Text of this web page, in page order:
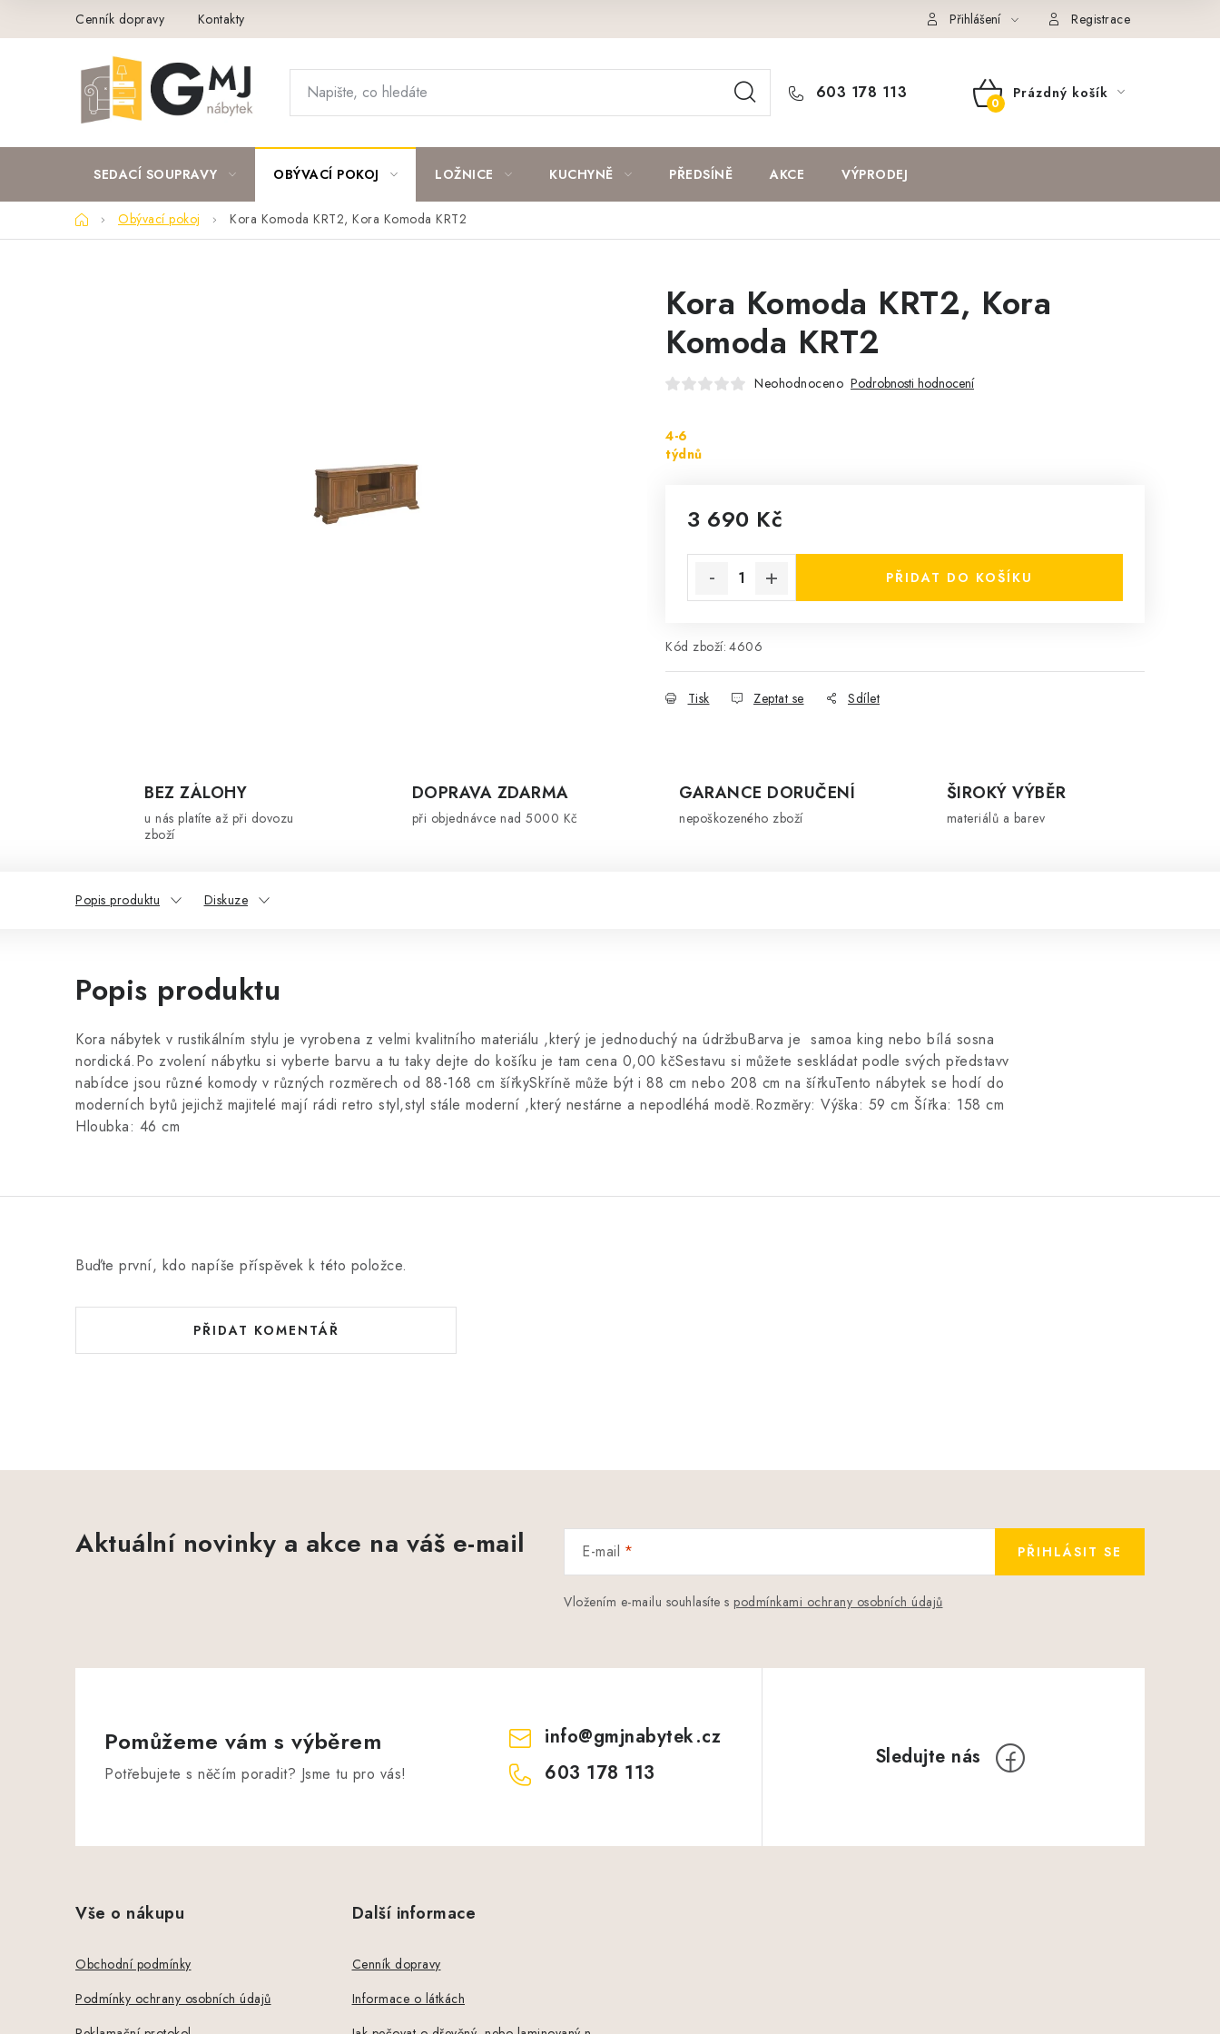
Cenník dopravy Kontakty Přihlášení Registrace
603 178 113
NÁKUPNÍ
Prázdný košík
SEDACÍ SOUPRAVY OBÝVACÍ POKOJ LOŽNICE KUCHYNĚ PŘEDSÍNĚ AKCE VÝPRODEJ
DomůObývací pokoj Kora Komoda KRT2, Kora Komoda KRT2
Kora Komoda KRT2, Kora
Komoda KRT2
Neohodnoceno Podrobnosti hodnocení
4-6
týdnů
3 690 Kč
PŘIDAT DO KOŠÍKU
Kód zboží: 4606
Tisk Zeptat se Sdílet
BEZ ZÁLOHY
u nás platíte až při dovozu
zboží
DOPRAVA ZDARMA
při objednávce nad 5000 Kč
GARANCE DORUČENÍ
nepoškozeného zboží
ŠIROKÝ VÝBĚR
materiálů a barev
Popis produktu Diskuze
Popis produktu
Kora nábytek v rustikálním stylu je vyrobena z velmi kvalitního materiálu ,který je jednoduchý na údržbuBarva je samoa king nebo bílá sosna
nordická.Po zvolení nábytku si vyberte barvu a tu taky dejte do košíku je tam cena 0,00 kčSestavu si můžete seskládat podle svých představv
nabídce jsou různé komody v různých rozměrech od 88-168 cm šířkySkříně může být i 88 cm nebo 208 cm na šířkuTento nábytek se hodí do
moderních bytů jejichž majitelé mají rádi retro styl,styl stále moderní ,který nestárne a nepodléhá modě.Rozměry: Výška: 59 cm Šířka: 158 cm
Hloubka: 46 cm
Buďte první, kdo napíše příspěvek k této položce.
PŘIDAT KOMENTÁŘ
Aktuální novinky a akce na váš e-mail E-mail
Vložením e-mailu souhlasíte s podmínkami ochrany osobních údajů
PŘIHLÁSIT SE
Pomůžeme vám s výběrem
Potřebujete s něčím poradit? Jsme tu pro vás!
info@gmjnabytek.cz
603 178 113
Vše o nákupu
Obchodní podmínky
Podmínky ochrany osobních údajů
Další informace
Cenník dopravy
Informace o látkách